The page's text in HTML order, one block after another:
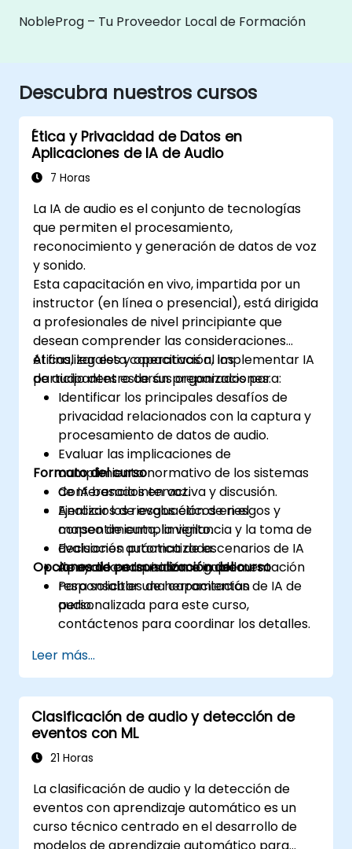
NobleProg – Tu Proveedor Local de Formación
Descubra nuestros cursos
Ética y Privacidad de Datos en
Aplicaciones de IA de Audio
7 Horas
La IA de audio es el conjunto de tecnologías
que permiten el procesamiento,
reconocimiento y generación de datos de voz
y sonido.
Esta capacitación en vivo, impartida por un
instructor (en línea o presencial), está dirigida
a profesionales de nivel principiante que
desean comprender las consideraciones
éticas, legales y operativas al implementar IA
de audio dentro de sus organizaciones.
Al finalizar esta capacitación, los
participantes estarán preparados para:
Identificar los principales desafíos de
privacidad relacionados con la captura y
procesamiento de datos de audio.
Evaluar las implicaciones de
cumplimiento normativo de los sistemas
de IA basados en voz.
Analizar los riesgos éticos en el
consentimiento, la vigilancia y la toma de
decisiones automatizada.
Apoyar la adquisición e implementación
responsables de herramientas de IA de
audio.
Formato del curso
Conferencia interactiva y discusión.
Ejercicios de evaluación de riesgos y
mapeo de cumplimiento.
Evaluación práctica de escenarios de IA
de audio en un entorno guiado.
Opciones de personalización del curso
Para solicitar una capacitación
personalizada para este curso,
contáctenos para coordinar los detalles.
Leer más...
Clasificación de audio y detección de
eventos con ML
21 Horas
La clasificación de audio y la detección de
eventos con aprendizaje automático es un
curso técnico centrado en el desarrollo de